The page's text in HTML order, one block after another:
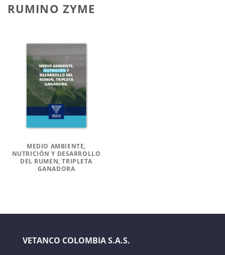
RUMINO ZYME
MEDIO AMBIENTE,
NUTRICIÓN Y DESARROLLO
DEL RUMEN, TRIPLETA
GANADORA
VETANCO COLOMBIA S.A.S.